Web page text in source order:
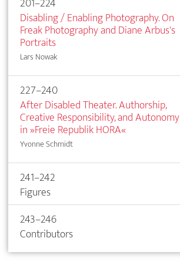
Disabling / Enabling Photography. On
Freak Photography and Diane Arbus's
Portraits
Lars Nowak
227–240
After Disabled Theater. Authorship,
Creative Responsibility, and Autonomy
in »Freie Republik HORA«
Yvonne Schmidt
241–242
Figures
243–246
Contributors